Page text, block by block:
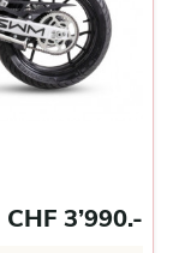
CHF 3’990.-